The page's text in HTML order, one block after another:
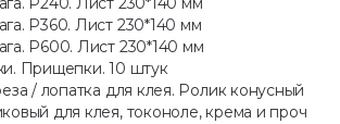
P360. Лист 230*140 мм
P600. Лист 230*140 мм
Прищепки. 10 штук
/ лопатка для клея. Ролик конусный
для клея, токоноле, крема и проч